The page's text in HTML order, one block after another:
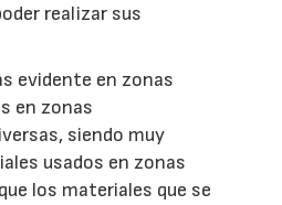
realizar sus
evidente en zonas
en zonas
siendo muy
usados en zonas
los materiales que se